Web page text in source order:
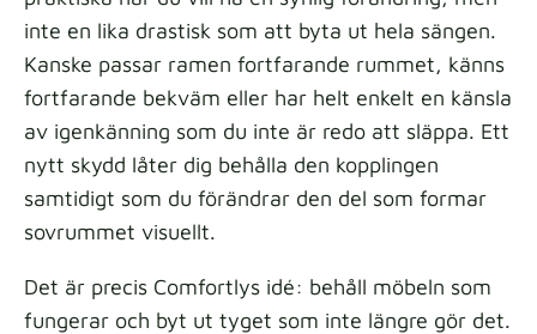
inte en lika drastisk som att byta ut hela sängen.
Kanske passar ramen fortfarande rummet, känns
fortfarande bekväm eller har helt enkelt en känsla
av igenkänning som du inte är redo att släppa. Ett
nytt skydd låter dig behålla den kopplingen
samtidigt som du förändrar den del som formar
sovrummet visuellt.
Det är precis Comfortlys idé: behåll möbeln som
fungerar och byt ut tyget som inte längre gör det.